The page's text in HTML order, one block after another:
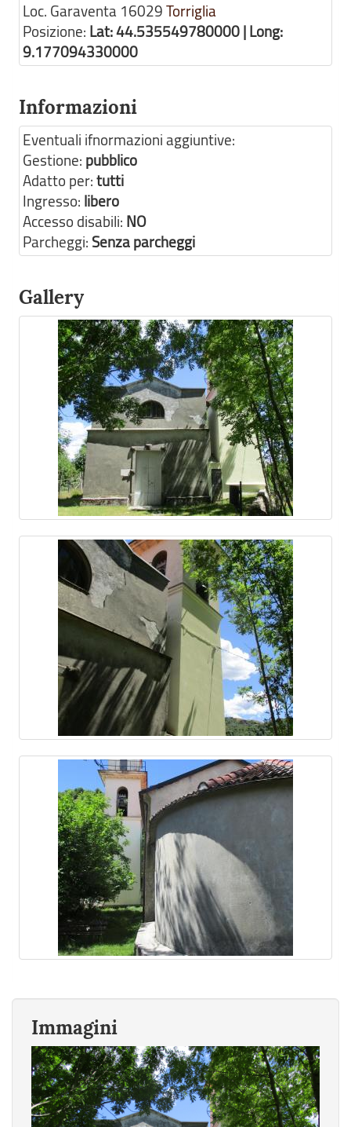
Loc. Garaventa 16029Torriglia
Posizione: Lat: 44.535549780000 | Long:
9.177094330000
Informazioni
Eventuali ifnormazioni aggiuntive:
Gestione: pubblico
Adatto per:tutti
Ingresso: libero
Accesso disabili: NO
Parcheggi: Senza parcheggi
Gallery
Immagini